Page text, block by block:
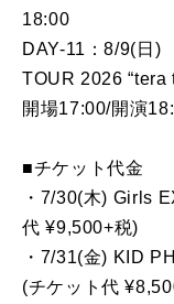
18:00
DAY-11：8/9(日)
TOUR 2026
開場17:00/開演
■チケット代金
・7/30(木) Girls
代 ¥9,500+税)
・7/31(金) KID
(チケット代